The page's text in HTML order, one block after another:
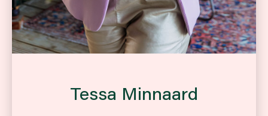
Tessa Minnaard